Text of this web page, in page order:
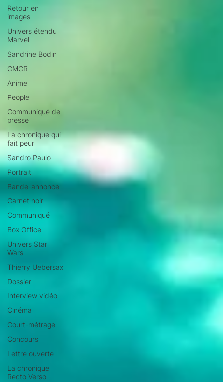
Retour en
images
Univers étendu
Marvel
Sandrine Bodin
CMCR
Anime
People
Communiqué de
presse
La chronique qui
fait peur
Sandro Paulo
Portrait
Bande-annonce
Carnet noir
Communiqué
Box Office
Univers Star
Wars
Thierry Uebersax
Dossier
Interview vidéo
Cinéma
Court-métrage
Concours
Lettre ouverte
La chronique
Recto Verso